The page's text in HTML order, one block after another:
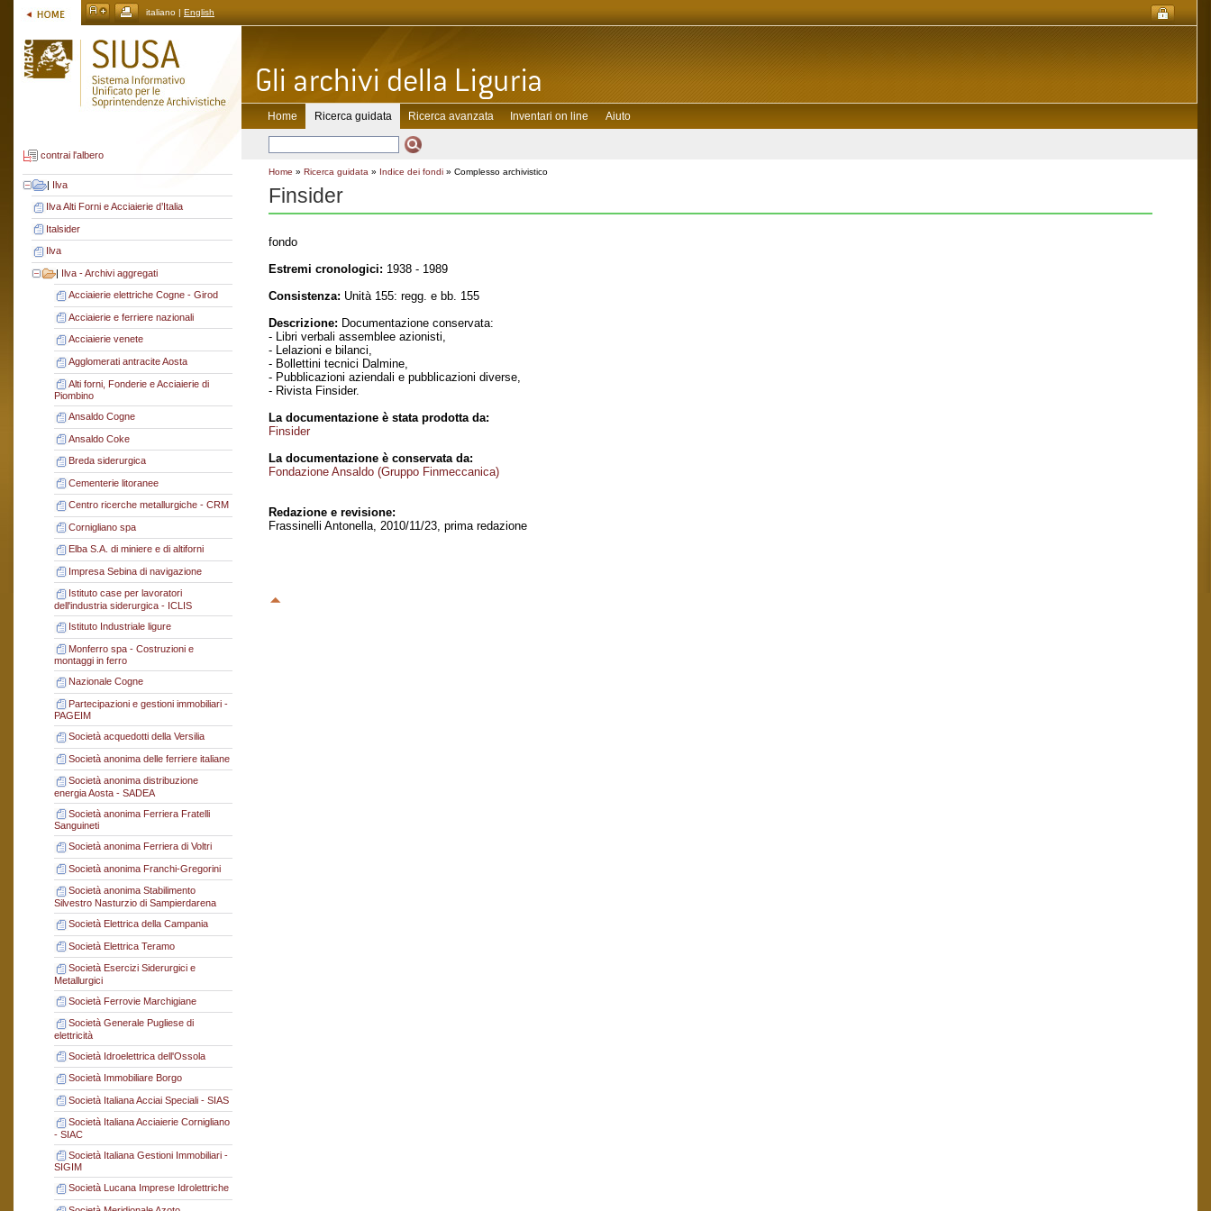
italiano | English
contrai l'albero
| Ilva
Ilva Alti Forni e Acciaierie d’Italia
Italsider
Ilva
| Ilva - Archivi aggregati
Acciaierie elettriche Cogne - Girod
Acciaierie e ferriere nazionali
Acciaierie venete
Agglomerati antracite Aosta
Alti forni, Fonderie e Acciaierie di
Piombino
Ansaldo Cogne
Ansaldo Coke
Breda siderurgica
Cementerie litoranee
Centro ricerche metallurgiche - CRM
Cornigliano spa
Elba S.A. di miniere e di altiforni
Impresa Sebina di navigazione
Istituto case per lavoratori
dell'industria siderurgica - ICLIS
Istituto Industriale ligure
Monferro spa - Costruzioni e
montaggi in ferro
Nazionale Cogne
Partecipazioni e gestioni immobiliari -
PAGEIM
Società acquedotti della Versilia
Società anonima delle ferriere italiane
Società anonima distribuzione
energia Aosta - SADEA
Società anonima Ferriera Fratelli
Sanguineti
Società anonima Ferriera di Voltri
Società anonima Franchi-Gregorini
Società anonima Stabilimento
Silvestro Nasturzio di Sampierdarena
Società Elettrica della Campania
Società Elettrica Teramo
Società Esercizi Siderurgici e
Metallurgici
Società Ferrovie Marchigiane
Società Generale Pugliese di
elettricità
Società Idroelettrica dell'Ossola
Società Immobiliare Borgo
Società Italiana Acciai Speciali - SIAS
Società Italiana Acciaierie Cornigliano
- SIAC
Società Italiana Gestioni Immobiliari -
SIGIM
Società Lucana Imprese Idrolettriche
Home Ricerca guidata Ricerca avanzata Inventari on line Aiuto
Home » Ricerca guidata » Indice dei fondi » Complesso archivistico
Finsider
fondo
Estremi cronologici: 1938 - 1989
Consistenza: Unità 155: regg. e bb. 155
Descrizione: Documentazione conservata:
- Libri verbali assemblee azionisti,
- Lelazioni e bilanci,
- Bollettini tecnici Dalmine,
- Pubblicazioni aziendali e pubblicazioni diverse,
- Rivista Finsider.
La documentazione è stata prodotta da:
Finsider
La documentazione è conservata da:
Fondazione Ansaldo (Gruppo Finmeccanica)
Redazione e revisione:
Frassinelli Antonella, 2010/11/23, prima redazione